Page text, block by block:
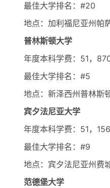
最佳大学排名：#20
地点：加利福尼亚州帕萨
普林斯顿大学
年度本科学费：51，
最佳大学排名：#5
地点：新泽西州普林斯
宾夕法尼亚大学
年度本科学费：51，
最佳大学排名：#9
地点：宾夕法尼亚州费
范德堡大学